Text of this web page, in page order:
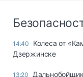
14:40
Колеса от
Дзержинске
13:20